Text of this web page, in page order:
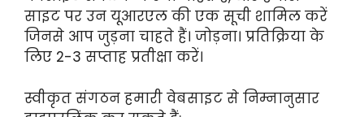
साइट पर उन यूआरएल की एक सूची शामिल करें
जिनसे आप जुड़ना चाहते हैं। जोड़ना। प्रतिक्रिया के
लिए 2-3 सप्ताह प्रतीक्षा करें।
स्वीकृत संगठन हमारी वेबसाइट से निम्नानुसार